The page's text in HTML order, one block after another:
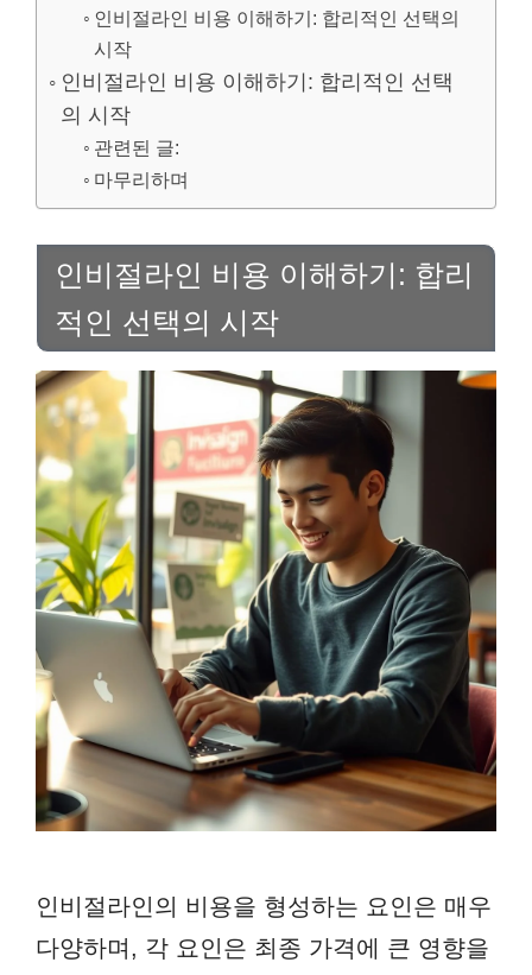
인비절라인 비용 이해하기: 합리적인 선택의
시작
인비절라인 비용 이해하기: 합리적인 선택
의 시작
관련된 글:
마무리하며
인비절라인 비용 이해하기: 합리
적인 선택의 시작
인비절라인의 비용을 형성하는 요인은 매우
다양하며, 각 요인은 최종 가격에 큰 영향을